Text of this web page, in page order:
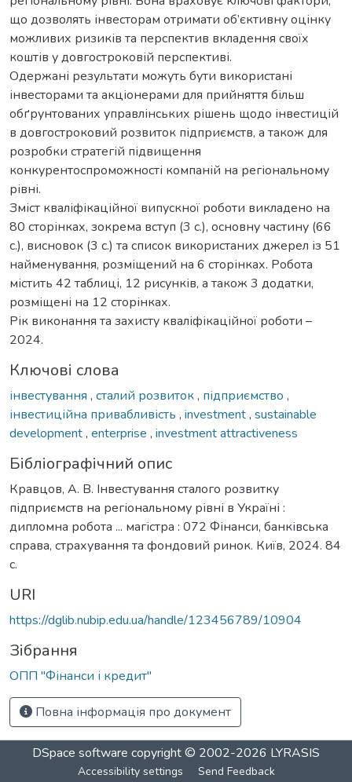
що дозволять інвесторам отримати об’єктивну оцінку
можливих ризиків та перспектив вкладення своїх
коштів у довгостроковій перспективі.
Одержані результати можуть бути використані
інвесторами та акціонерами для прийняття більш
обґрунтованих управлінських рішень щодо інвестицій
в довгостроковий розвиток підприємств, а також для
розробки стратегій підвищення
конкурентоспроможності компаній на регіональному
рівні.
Зміст кваліфікаційної випускної роботи викладено на
80 сторінках, зокрема вступ (3 с.), основну частину (66
с.), висновок (3 с.) та список використаних джерел із 51
найменування, розміщений на 6 сторінках. Робота
містить 42 таблиці, 12 рисунків, а також 3 додатки,
розміщені на 12 сторінках.
Рік виконання та захисту кваліфікаційної роботи –
2024.
Ключові слова
інвестування , сталий розвиток, підприємство ,
інвестиційна привабливість , investment, sustainable
development, enterprise , investment attractiveness
Бібліографічний опис
Кравцов, А. В. Інвестування сталого розвитку
підприємств на регіональному рівні в Україні :
дипломна робота ... магістра : 072 Фінанси, банківська
справа, страхування та фондовий ринок. Київ, 2024. 84
с.
URI
https://dglib.nubip.edu.ua/handle/123456789/10904
Зібрання
ОПП "Фінанси і кредит"
Повна інформація про документ
DSpace software copyright © 2002-2026 LYRASIS
Accessibility settings Send Feedback